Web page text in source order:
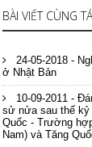
BÀI VIẾT CÙNG
24-05-2018 -
ở Nhật Bản
10-09-2011 -
sử nửa sau thế kỷ
Quốc - Trường
Nam) và Tăng